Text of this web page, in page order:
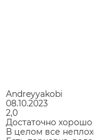
Andreyyakobi
08.10.2023
2,0
Достаточно хорошо
В целом все